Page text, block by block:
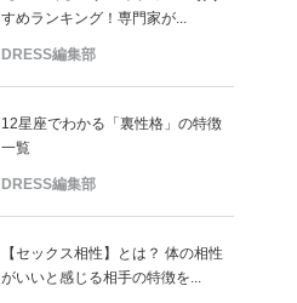
すめランキング！専門家が...
DRESS編集部
12星座でわかる「裏性格」の特徴
一覧
DRESS編集部
【セックス相性】とは？ 体の相性
がいいと感じる相手の特徴を...